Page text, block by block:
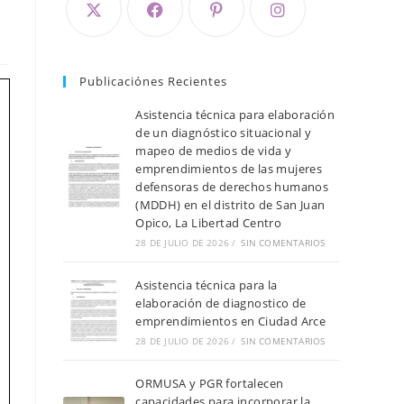
Publicaciónes Recientes
Asistencia técnica para elaboración
de un diagnóstico situacional y
mapeo de medios de vida y
emprendimientos de las mujeres
defensoras de derechos humanos
(MDDH) en el distrito de San Juan
Opico, La Libertad Centro
28 DE JULIO DE 2026 / SIN COMENTARIOS
Asistencia técnica para la
elaboración de diagnostico de
emprendimientos en Ciudad Arce
28 DE JULIO DE 2026 / SIN COMENTARIOS
ORMUSA y PGR fortalecen